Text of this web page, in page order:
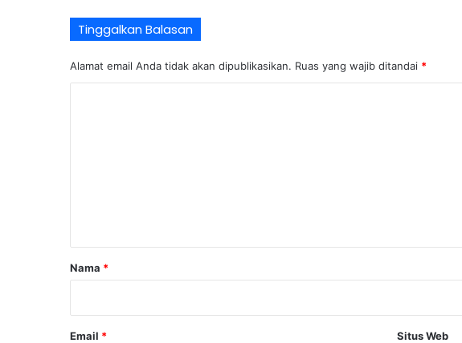
Tinggalkan Balasan
Alamat email Anda tidak akan dipublikasikan. Ruas yang wajib ditandai *
rNama *
Email * Situs Web